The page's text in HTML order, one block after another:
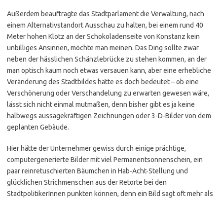
Außerdem beauftragte das Stadtparlament die Verwaltung, nach
einem Alternativstandort Ausschau zu halten, bei einem rund 40
Meter hohen Klotz an der Schokoladenseite von Konstanz kein
unbilliges Ansinnen, möchte man meinen. Das Ding sollte zwar
neben der hässlichen Schänzlebrücke zu stehen kommen, an der
man optisch kaum noch etwas versauen kann, aber eine erhebliche
Veränderung des Stadtbildes hätte es doch bedeutet – ob eine
Verschönerung oder Verschandelung zu erwarten gewesen wäre,
lässt sich nicht einmal mutmaßen, denn bisher gibt es ja keine
halbwegs aussagekräftigen Zeichnungen oder 3-D-Bilder von dem
geplanten Gebäude.
Hier hätte der Unternehmer gewiss durch einige prächtige,
computergenerierte Bilder mit viel Permanentsonnenschein, ein
paar reinretuschierten Bäumchen in Hab-Acht-Stellung und
glücklichen Strichmenschen aus der Retorte bei den
StadtpolitikerInnen punkten können, denn ein Bild sagt oft mehr als